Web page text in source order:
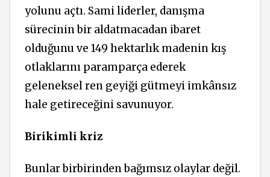
yolunu açtı. Sami liderler, danışma
sürecinin bir aldatmacadan ibaret
olduğunu ve 149 hektarlık madenin kış
otlaklarını paramparça ederek
geleneksel ren geyiği gütmeyi imkânsız
hale getireceğini savunuyor.
Birikimli kriz
Bunlar birbirinden bağımsız olaylar değil.